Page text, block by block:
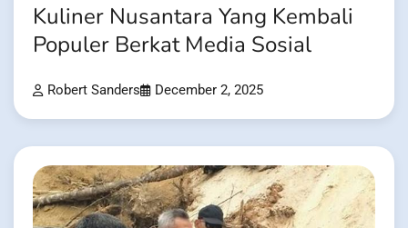
Kuliner Nusantara Yang Kembali
Populer Berkat Media Sosial
Robert Sanders December 2, 2025